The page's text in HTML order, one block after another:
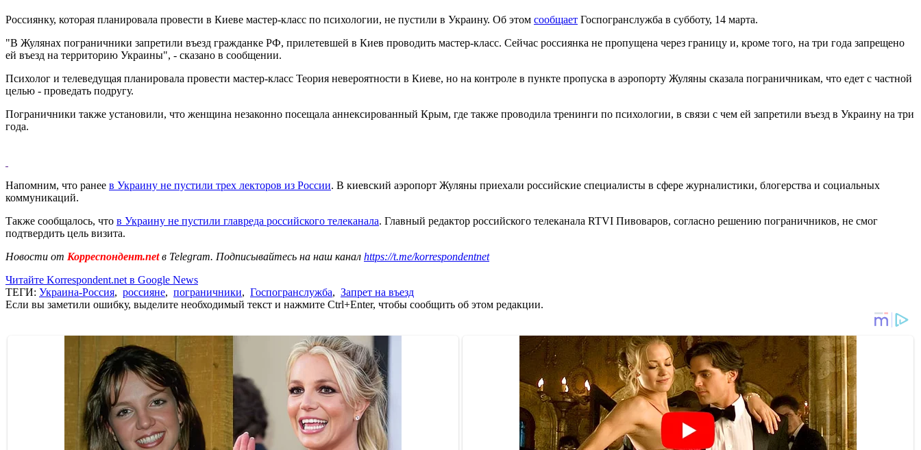
Россиянку, которая планировала провести в Киеве мастер-класс по психологии, не пустили в Украину. Об этом сообщает Госпогранслужба в субботу, 14 марта.
"В Жулянах пограничники запретили въезд гражданке РФ, прилетевшей в Киев проводить мастер-класс. Сейчас россиянка не пропущена через границу и, кроме того, на три года запрещено
ей въезд на территорию Украины", - сказано в сообщении.
Психолог и телеведущая планировала провести мастер-класс Теория невероятности в Киеве, но на контроле в пункте пропуска в аэропорту Жуляны сказала пограничникам, что едет с частной
целью - проведать подругу.
Пограничники также установили, что женщина незаконно посещала аннексированный Крым, где также проводила тренинги по психологии, в связи с чем ей запретили въезд в Украину на три
года.
Напомним, что ранее в Украину не пустили трех лекторов из России. В киевский аэропорт Жуляны приехали российские специалисты в сфере журналистики, блогерства и социальных
коммуникаций.
Также сообщалось, что в Украину не пустили главреда российского телеканала. Главный редактор российского телеканала RTVI Пивоваров, согласно решению пограничников, не смог
подтвердить цель визита.
Новости от Корреспондент.netв Telegram. Подписывайтесь на наш канал https://t.me/korrespondentnet
Читайте Korrespondent.net в Google News
ТЕГИ: Украина-Россия, россияне, пограничники, Госпогранслужба, Запрет на въезд
Если вы заметили ошибку, выделите необходимый текст и нажмите Ctrl+Enter, чтобы сообщить об этом редакции.